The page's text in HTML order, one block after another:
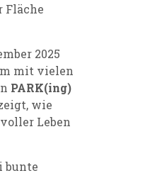
Fläche
2025
mit vielen
PARK(ing)
wie
Leben
bunte